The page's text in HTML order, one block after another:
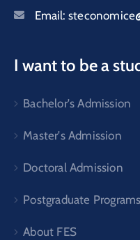
Email:
I want to be a
Bachelor's Admission
Master's Admission
Doctoral Admission
Postgraduate Programs
About FES